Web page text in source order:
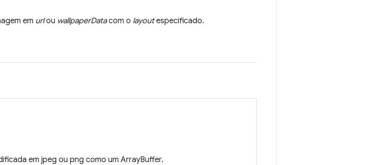
em urlou wallpaperDatacom o layoutespecificado.
em jpeg ou png como um ArrayBuffer.